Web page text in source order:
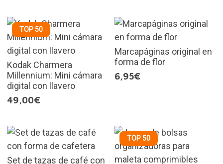
TOP 50
Kodak Charmera
Millennium: Mini cámara
digital con llavero
49,00€
Marcapáginas original en
forma de flor
6,95€
Set de tazas de café con
TOP 50